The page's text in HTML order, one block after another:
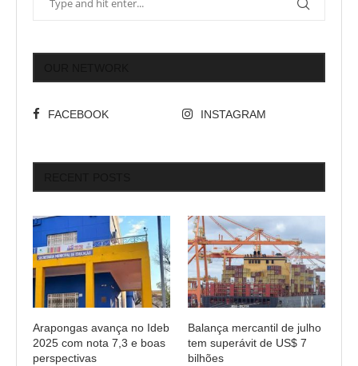
FACEBOOK INSTAGRAM
Arapongas avança no Ideb
2025 com nota 7,3 e boas
perspectivas
Balança mercantil de julho
tem superávit de US$ 7
bilhões